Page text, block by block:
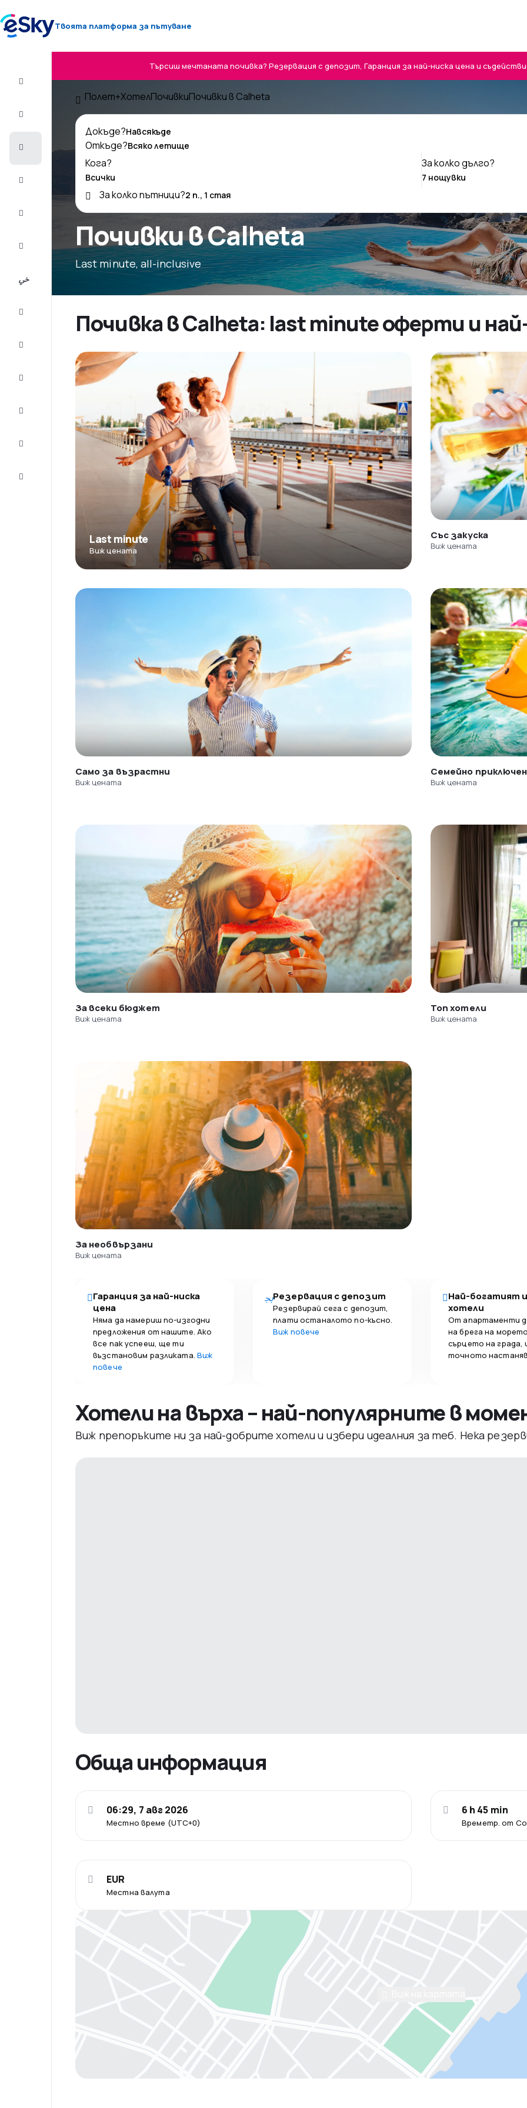
Твоята платформа за пътуване
Полет+Хотел
Почивки
Търсиш мечтаната почивка? Резервация с депозит, Гаранция за най-ниска цена и
Полет+ХотелПочивкиПочивки в Calheta
Почивки в Calheta
Last minute, all-inclusive
Докъде?
Откъде?
Кога?
За колко дълго?
За колко пътници?
Почивка в Calheta: last minute оферти и
Last minute
Виж цената
Със закуска
Виж цената
Само за възрастни
Виж цената
Семейно
Виж цената
За всеки бюджет
Виж цената
Топ хотели
Виж цената
За необвързани
Виж цената
Гаранция за най-ниска
цена
Няма да намериш по-изгодни
предложения от нашите. Ако
все пак успееш, ще ти
възстановим разликата. Виж
повече
Резервация с депозит
Резервирай сега с депозит,
плати останалото по-късно.
Виж повече
Най-богатият
хотели
От апартаменти
на брега на
сърцето на града,
точното
Хотели на върха – най-популярните в
Виж препоръките ни за най-добрите хотели и избери идеалния за теб. Нека
Обща информация
Местно време (UTC+0)
06:29, 7 авг 2026
Времетр. от
6 h 45 min
Местна валута
EUR